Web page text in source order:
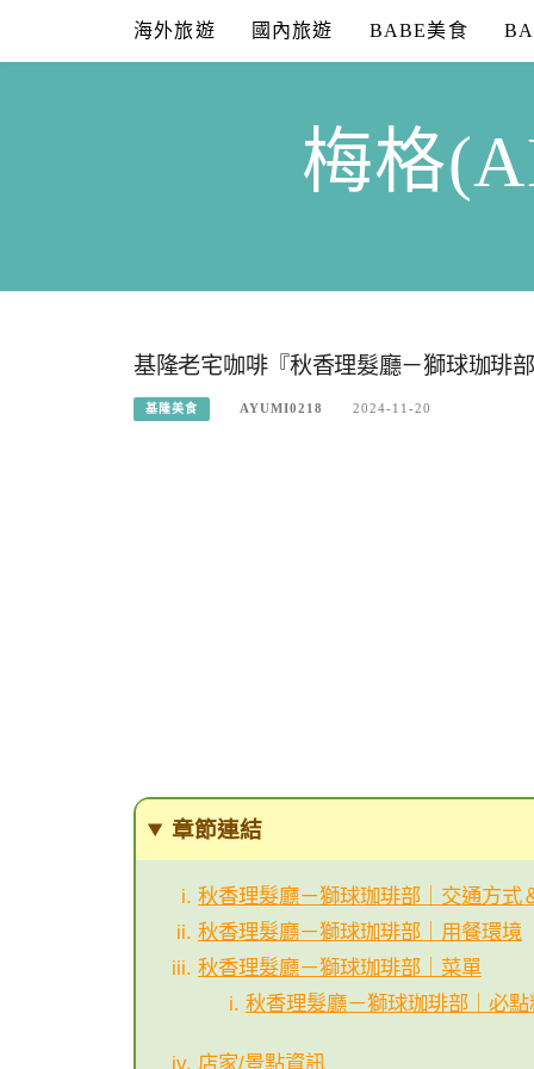
content
海外旅遊 國內旅遊 BABE美食
梅格
基隆老宅咖啡『秋香理髮廳－獅球珈琲
基隆美食 AYUMI0218 2024-11-20
章節連結
秋香理髮廳－獅球珈琲部｜交通方式
秋香理髮廳－獅球珈琲部｜用餐環境
秋香理髮廳－獅球珈琲部｜菜單
秋香理髮廳－獅球珈琲部｜必點
店家/景點資訊